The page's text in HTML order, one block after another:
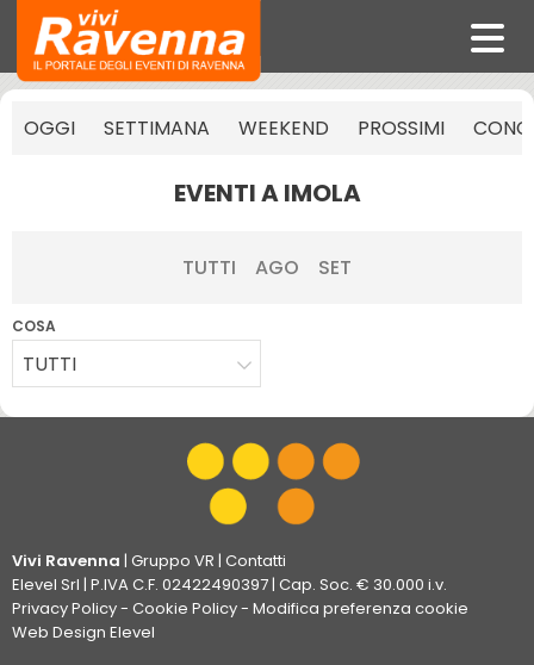
OGGI SETTIMANA WEEKEND PROSSIMI
EVENTI A IMOLA
TUTTI AGO SET
COSA
TUTTI
Vivi Ravenna | Gruppo VR | Contatti
Elevel Srl | P.IVA C.F. 02422490397 | Cap. Soc. € 30.000 i.v.
Privacy Policy- Cookie Policy- Modifica preferenza cookie
Web Design Elevel